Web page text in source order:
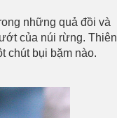
những quả đồi và
của núi rừng. Thiên
chút bụi bặm nào.